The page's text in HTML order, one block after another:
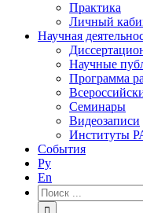
Практика
Личный
Научная
Научные
Программа
Семинары
Видеозаписи
Институты
События
Ру
En
Результат
поиска: